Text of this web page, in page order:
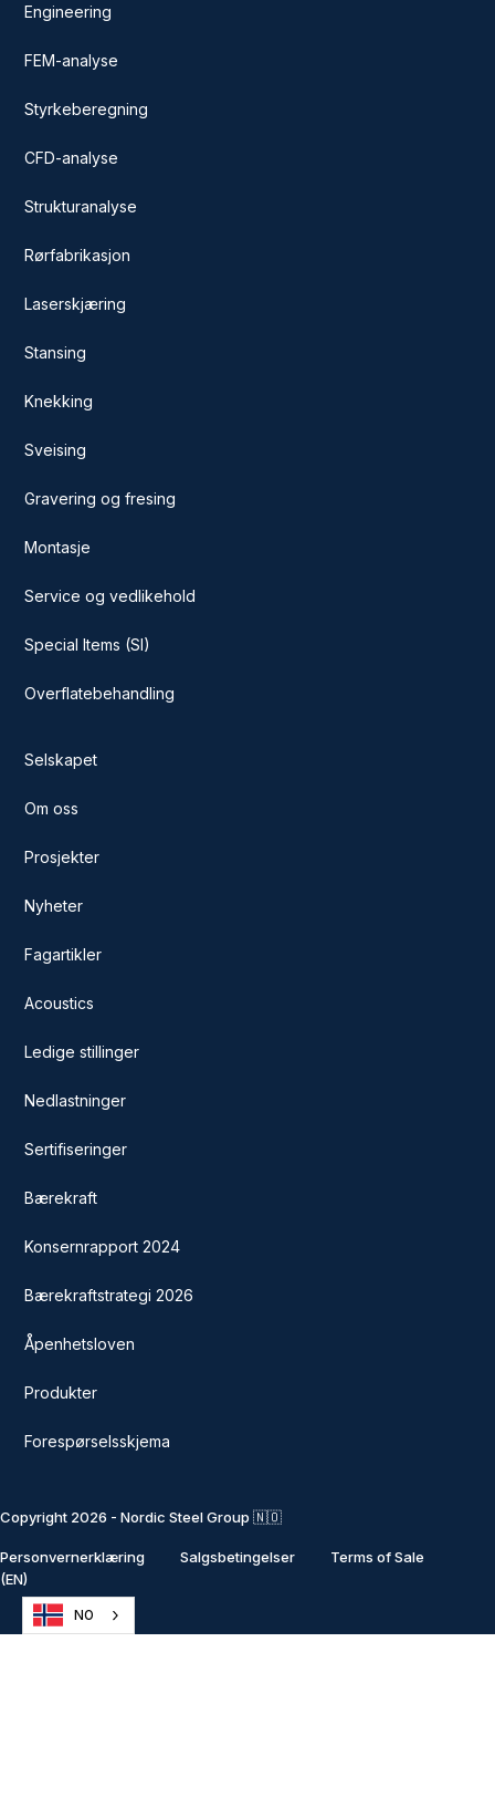
Engineering
FEM-analyse
Styrkeberegning
CFD-analyse
Strukturanalyse
Rørfabrikasjon
Laserskjæring
Stansing
Knekking
Sveising
Gravering og fresing
Montasje
Service og vedlikehold
Special Items (SI)
Overflatebehandling
Selskapet
Om oss
Prosjekter
Nyheter
Fagartikler
Acoustics
Ledige stillinger
Nedlastninger
Sertifiseringer
Bærekraft
Konsernrapport 2024
Bærekraftstrategi 2026
Åpenhetsloven
Produkter
Forespørselsskjema
Copyright 2026 - Nordic Steel Group 🇳🇴
Personvernerklæring Salgsbetingelser
Terms of Sale
(EN)
NO